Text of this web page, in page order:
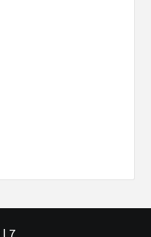
| 7